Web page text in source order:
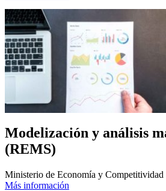
Modelización y análisis
(REMS)
Ministerio de Economía y Competitividad
Más información